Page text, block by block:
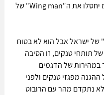
רוצים שכמה צרורות מתותחי 30 מ"מ יחסלו את ה"Wing man" של
של ישראל אבל הוא לא בטוח
תותחי טנקים, זו הסיבה
של הדגמים
מפגזי טנקים ולפני
לא נתקדם מהר עם הרובוט